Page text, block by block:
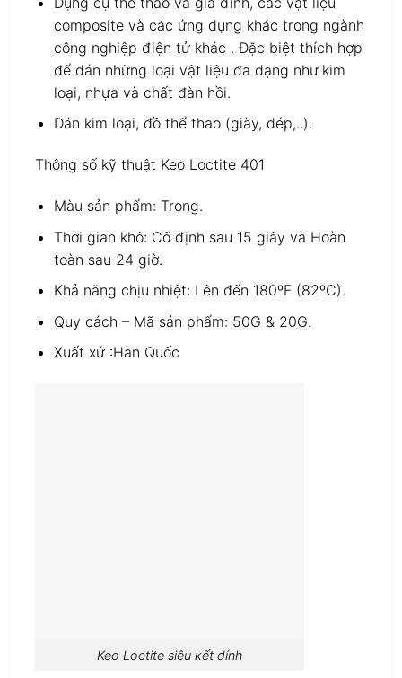
composite và các ứng dụng khác trong ngành
công nghiệp điện tử khác . Đặc biệt thích hợp
để dán những loại vật liệu đa dạng như kim
loại, nhựa và chất đàn hồi.
Dán kim loại, đồ thể thao (giày, dép,..).
Thông số kỹ thuật Keo Loctite 401
Màu sản phẩm: Trong.
Thời gian khô: Cố định sau 15 giây và Hoàn
toàn sau 24 giờ.
Khả năng chịu nhiệt: Lên đến 180ºF (82ºC).
Quy cách – Mã sản phẩm: 50G & 20G.
Xuất xứ :Hàn Quốc
Keo Loctite siêu kết dính